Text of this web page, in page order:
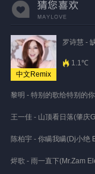
中文Remix
罗诗慧 -
1.1℃
黎明 - 特别的歌给特别的
王一佳 - 山顶看日落(肇庆
陈柏宇 - 你瞒我瞒(Dj小绝
烬歌 - 雨一直下(Mr.Zam